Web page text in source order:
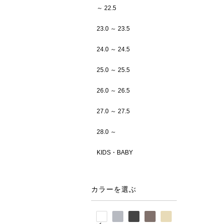
～ 22.5
23.0 ～ 23.5
24.0 ～ 24.5
25.0 ～ 25.5
26.0 ～ 26.5
27.0 ～ 27.5
28.0 ～
KIDS・BABY
カラーを選ぶ